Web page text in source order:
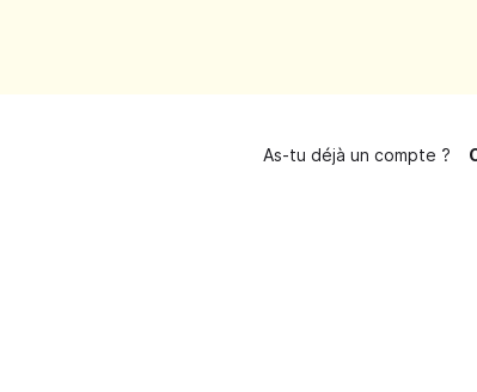
As-tu déjà un compte ?